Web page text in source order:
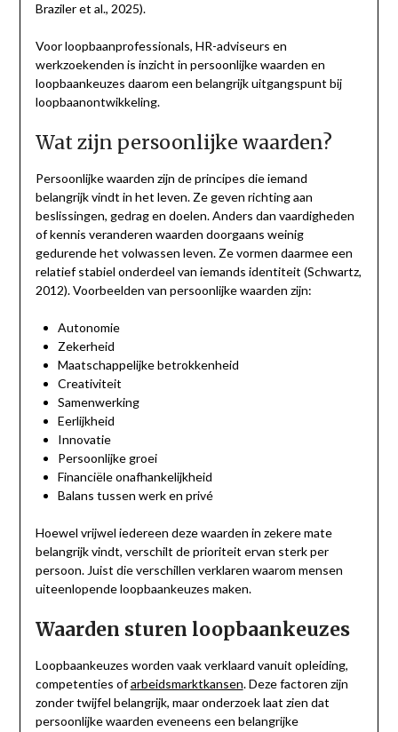
Braziler et al., 2025).
Voor loopbaanprofessionals, HR-adviseurs en
werkzoekenden is inzicht in persoonlijke waarden en
loopbaankeuzes daarom een belangrijk uitgangspunt bij
loopbaanontwikkeling.
Wat zijn persoonlijke waarden?
Persoonlijke waarden zijn de principes die iemand
belangrijk vindt in het leven. Ze geven richting aan
beslissingen, gedrag en doelen. Anders dan vaardigheden
of kennis veranderen waarden doorgaans weinig
gedurende het volwassen leven. Ze vormen daarmee een
relatief stabiel onderdeel van iemands identiteit (Schwartz,
2012). Voorbeelden van persoonlijke waarden zijn:
Autonomie
Zekerheid
Maatschappelijke betrokkenheid
Creativiteit
Samenwerking
Eerlijkheid
Innovatie
Persoonlijke groei
Financiële onafhankelijkheid
Balans tussen werk en privé
Hoewel vrijwel iedereen deze waarden in zekere mate
belangrijk vindt, verschilt de prioriteit ervan sterk per
persoon. Juist die verschillen verklaren waarom mensen
uiteenlopende loopbaankeuzes maken.
Waarden sturen loopbaankeuzes
Loopbaankeuzes worden vaak verklaard vanuit opleiding,
competenties ofarbeidsmarktkansen. Deze factoren zijn
zonder twijfel belangrijk, maar onderzoek laat zien dat
persoonlijke waarden eveneens een belangrijke